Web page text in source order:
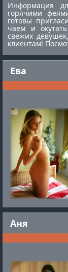
Ева
Аня
Информация
горячими
готовы
чаем и
свежих
клиентам!